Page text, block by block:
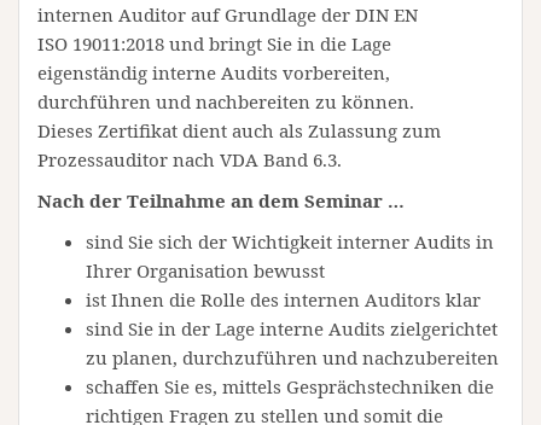
internen Auditor auf Grundlage der DIN EN
ISO 19011:2018 und bringt Sie in die Lage
eigenständig interne Audits vorbereiten,
durchführen und nachbereiten zu können.
Dieses Zertifikat dient auch als Zulassung zum
Prozessauditor nach VDA Band 6.3.
Nach der Teilnahme an dem Seminar …
sind Sie sich der Wichtigkeit interner Audits in
Ihrer Organisation bewusst
ist Ihnen die Rolle des internen Auditors klar
sind Sie in der Lage interne Audits zielgerichtet
zu planen, durchzuführen und nachzubereiten
schaffen Sie es, mittels Gesprächstechniken die
richtigen Fragen zu stellen und somit die